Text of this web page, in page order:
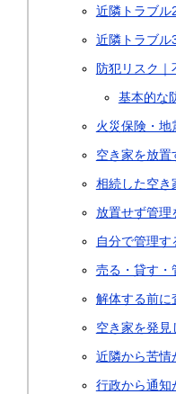
近隣トラブル
近隣トラブル
防犯リスク｜
基本的な
火災保険・地
空き家を放置
相続した空き
放置せず管理
自分で管理
売る・貸す・
解体する前に
空き家を発見
近隣から苦情
行政から通知